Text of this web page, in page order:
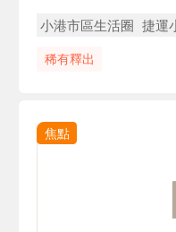
小港市區生活圈 捷運
稀有釋出
焦點